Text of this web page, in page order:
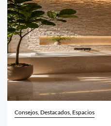
Consejos, Destacados, Espacios